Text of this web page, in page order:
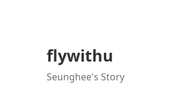
flywithu
Seunghee's Story